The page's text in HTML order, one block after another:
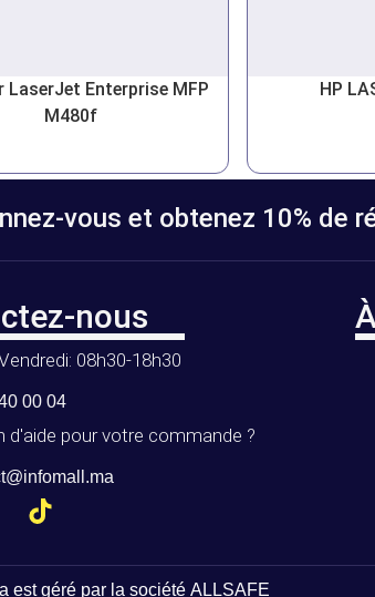
LaserJet Enterprise MFP
M480f
HP
vous et obtenez 10% de
nous
08h30-18h30
00 04
d'aide pour votre commande ?
est géré par la société ALLSAFE